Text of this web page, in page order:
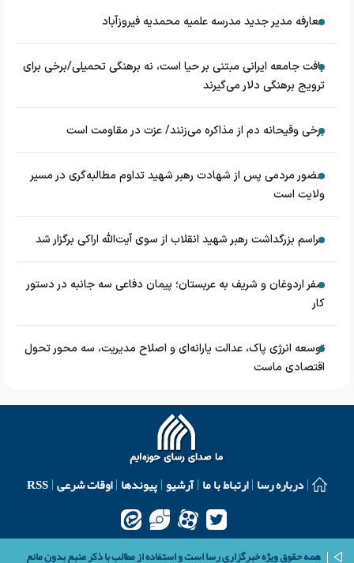
معارفه مدیر جدید مدرسه علمیه محمدیه فیروزآباد
بافت جامعه ایرانی مبتنی بر حیا است، نه برهنگی تحمیلی/برخی برای
ترویج برهنگی دلار می‌گیرند
برخی وقیحانه دم از مذاکره می‌زنند/ عزت در مقاومت است
حضور مردمی پس از شهادت رهبر شهید تداوم مطالبه‌گری در مسیر
ولایت است
مراسم بزرگداشت رهبر شهید انقلاب از سوی آیت‌الله اراکی برگزار شد
سفر اردوغان و شریف به عربستان؛ پیمان دفاعی سه جانبه در دستور
کار
توسعه انرژی پاک، عدالت یارانه‌ای و اصلاح مدیریت، سه محور تحول
اقتصادی ماست
درباره رسا ارتباط با ما آرشیو پیوندها اوقات شرعی RSS
همه حقوق ویژه خبرگزاری رسا است و استفاده از مطالب با ذکر منبع بدون مانع